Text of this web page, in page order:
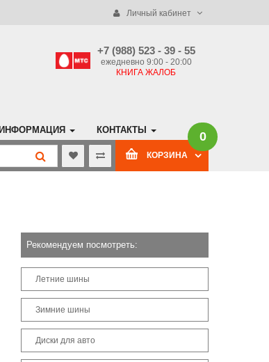
Личный кабинет
+7 (988) 523 - 39 - 55
ежедневно 9:00 - 20:00
КНИГА ЖАЛОБ
ИНФОРМАЦИЯ КОНТАКТЫ
КОРЗИНА
0
Рекомендуем посмотреть:
Летние шины
Зимние шины
Диски для авто